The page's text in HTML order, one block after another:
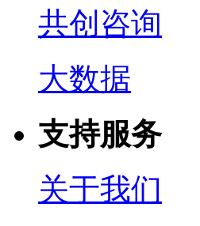
共创咨询
大数据
支持服务
关于我们